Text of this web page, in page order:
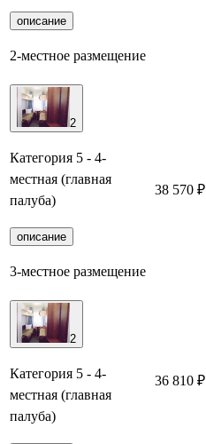
описание
2-местное размещение
2
Категория 5 - 4-
местная (главная
палуба)
описание
3-местное размещение
38 570 ₽
2
Категория 5 - 4-
местная (главная
палуба)
36 810 ₽